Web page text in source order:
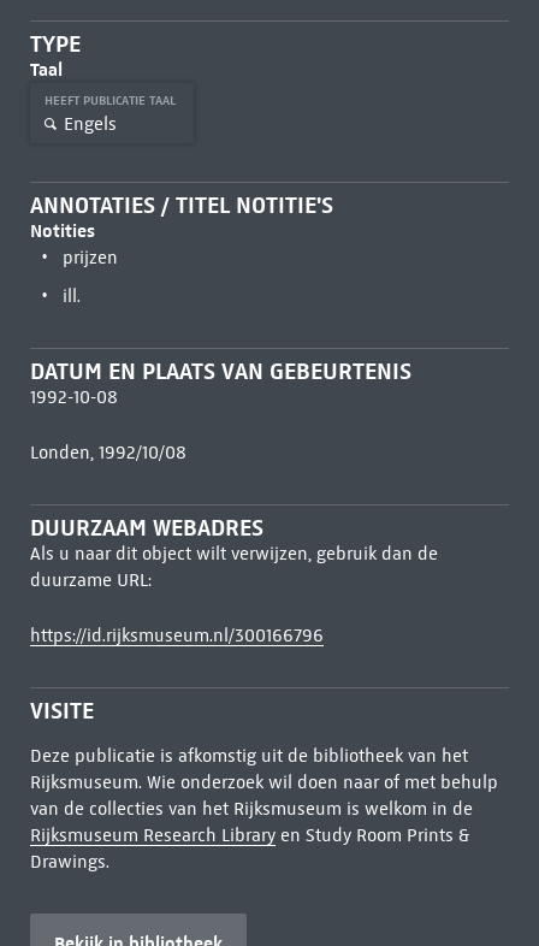
TYPE
Taal
HEEFT PUBLICATIE TAAL
Engels
ANNOTATIES / TITEL NOTITIE'S
Notities
prijzen
ill.
DATUM EN PLAATS VAN GEBEURTENIS
1992-10-08
Londen, 1992/10/08
DUURZAAM WEBADRES
Als u naar dit object wilt verwijzen, gebruik dan de
duurzame URL:
https://id.rijksmuseum.nl/300166796
VISITE
Deze publicatie is afkomstig uit de bibliotheek van het
Rijksmuseum. Wie onderzoek wil doen naar of met behulp
van de collecties van het Rijksmuseum is welkom in de
Rijksmuseum Research Libraryen Study Room Prints &
Drawings.